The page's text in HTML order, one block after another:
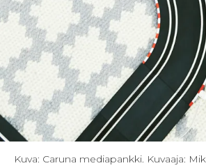
Kuva: Caruna mediapankki. Kuvaaja: